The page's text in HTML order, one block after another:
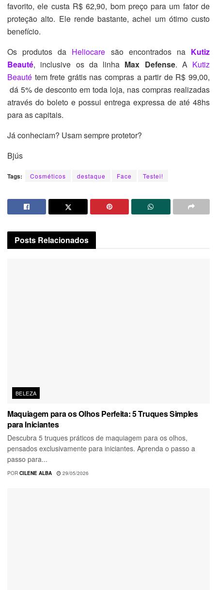
favorito, ele custa R$ 62,90, bom preço para um fator de
proteção alto. Ele rende bastante, achei um ótimo custo
benefício.
Os produtos da Heliocare são encontrados na Kutiz
Beauté, inclusive os da linha Max Defense. A Kutiz
Beauté tem frete grátis nas compras a partir de R$ 99,00,
dá 5% de desconto em toda loja, nas compras realizadas
através do boleto e possui entrega expressa de até 48hs
para as capitais.
Já conheciam? Usam sempre protetor?
Bjús
Tags: Cosméticos destaque Face Testei!
Posts Relacionados
BELEZA
Maquiagem para os Olhos Perfeita: 5 Truques Simples
para Iniciantes
Descubra 5 truques práticos de maquiagem para os olhos,
pensados exclusivamente para iniciantes. Aprenda o passo a
passo para...
POR CILENE ALBA 29/05/2026